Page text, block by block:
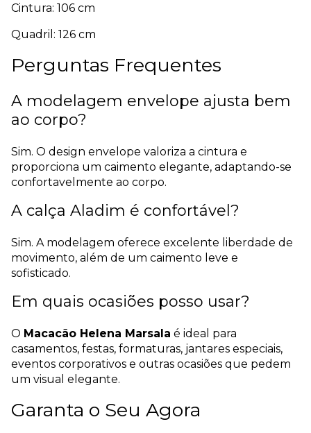
Cintura: 106 cm
Quadril: 126 cm
Perguntas Frequentes
A modelagem envelope ajusta bem
ao corpo?
Sim. O design envelope valoriza a cintura e
proporciona um caimento elegante, adaptando-se
confortavelmente ao corpo.
A calça Aladim é confortável?
Sim. A modelagem oferece excelente liberdade de
movimento, além de um caimento leve e
sofisticado.
Em quais ocasiões posso usar?
O Macacão Helena Marsala é ideal para
casamentos, festas, formaturas, jantares especiais,
eventos corporativos e outras ocasiões que pedem
um visual elegante.
Garanta o Seu Agora